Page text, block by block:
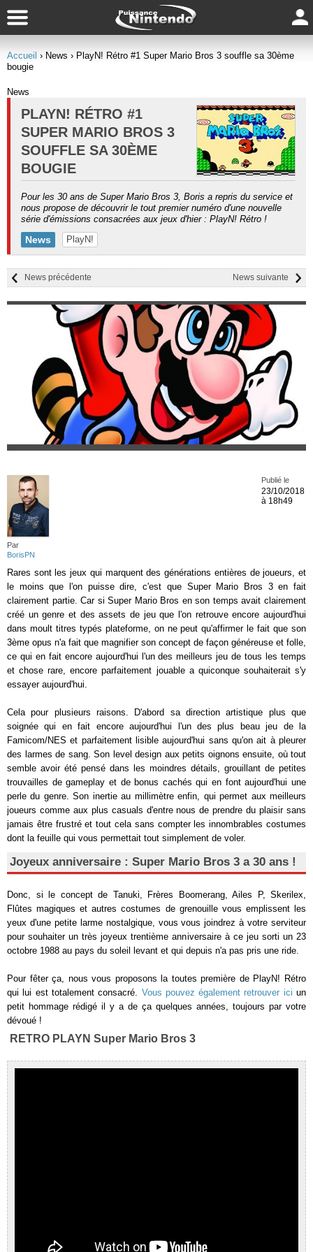
Accueil › News › PlayN! Rétro #1 Super Mario Bros 3 souffle sa 30ème
bougie
News
PLAYN! RÉTRO #1
SUPER MARIO BROS 3
SOUFFLE SA 30ÈME
BOUGIE
Pour les 30 ans de Super Mario Bros 3, Boris a repris du service et
nous propose de découvrir le tout premier numéro d'une nouvelle
série d'émissions consacrées aux jeux d'hier : PlayN! Rétro !
News PlayN!
News suivante
News précédente
Par
BorisPN
Publié le
23/10/2018
à 18h49
Rares sont les jeux qui marquent des générations entières de joueurs, et
le moins que l'on puisse dire, c'est que Super Mario Bros 3 en fait
clairement partie. Car si Super Mario Bros en son temps avait clairement
créé un genre et des assets de jeu que l'on retrouve encore aujourd'hui
dans moult titres typés plateforme, on ne peut qu'affirmer le fait que son
3ème opus n'a fait que magnifier son concept de façon généreuse et folle,
ce qui en fait encore aujourd'hui l'un des meilleurs jeu de tous les temps
et chose rare, encore parfaitement jouable a quiconque souhaiterait s'y
essayer aujourd'hui.
Cela pour plusieurs raisons. D'abord sa direction artistique plus que
soignée qui en fait encore aujourd'hui l'un des plus beau jeu de la
Famicom/NES et parfaitement lisible aujourd'hui sans qu'on ait à pleurer
des larmes de sang. Son level design aux petits oignons ensuite, où tout
semble avoir été pensé dans les moindres détails, grouillant de petites
trouvailles de gameplay et de bonus cachés qui en font aujourd'hui une
perle du genre. Son inertie au millimètre enfin, qui permet aux meilleurs
joueurs comme aux plus casuals d'entre nous de prendre du plaisir sans
jamais être frustré et tout cela sans compter les innombrables costumes
dont la feuille qui vous permettait tout simplement de voler.
Joyeux anniversaire : Super Mario Bros 3 a 30 ans !
Donc, si le concept de Tanuki, Frères Boomerang, Ailes P, Skerilex,
Flûtes magiques et autres costumes de grenouille vous emplissent les
yeux d'une petite larme nostalgique, vous vous joindrez à votre serviteur
pour souhaiter un très joyeux trentième anniversaire à ce jeu sorti un 23
octobre 1988 au pays du soleil levant et qui depuis n'a pas pris une ride.
Pour fêter ça, nous vous proposons la toutes première de PlayN! Rétro
qui lui est totalement consacré. Vous pouvez également retrouver ici un
petit hommage rédigé il y a de ça quelques années, toujours par votre
dévoué !
RETRO PLAYN Super Mario Bros 3